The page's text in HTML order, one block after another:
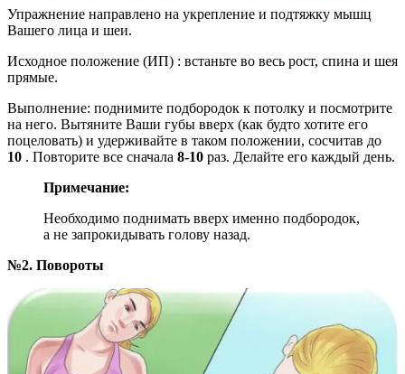
Упражнение направлено на укрепление и подтяжку мышц
Вашего лица и шеи.
Исходное положение (ИП) : встаньте во весь рост, спина и шея
прямые.
Выполнение: поднимите подбородок к потолку и посмотрите
на него. Вытяните Ваши губы вверх (как будто хотите его
поцеловать) и удерживайте в таком положении, сосчитав до
10 . Повторите все сначала 8-10 раз. Делайте его каждый день.
Примечание:
Необходимо поднимать вверх именно подбородок,
а не запрокидывать голову назад.
№2. Повороты